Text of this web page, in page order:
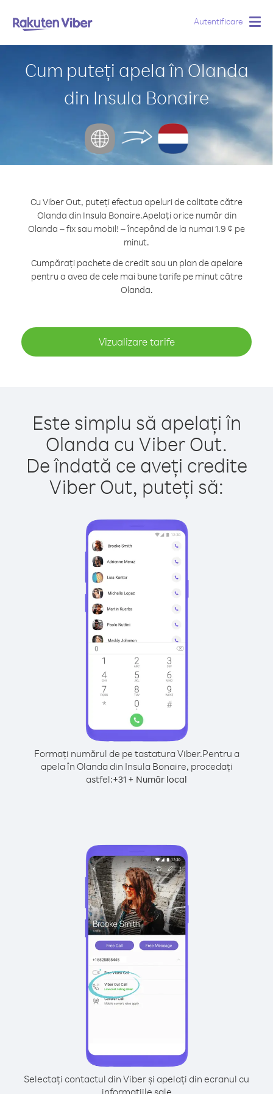
Autentificare
Cum puteți apela în Olanda
din Insula Bonaire
Cu Viber Out, puteți efectua apeluri de calitate către
Olanda din Insula Bonaire.Apelați orice număr din
Olanda – fix sau mobil! – începând de la numai 1.9 ¢ pe
minut.
Cumpărați pachete de credit sau un plan de apelare
pentru a avea de cele mai bune tarife pe minut către
Olanda.
Vizualizare tarife
Este simplu să apelați în
Olanda cu Viber Out.
De îndată ce aveți credite
Viber Out, puteți să:
Formați numărul de pe tastatura Viber.Pentru a
apela în Olanda din Insula Bonaire, procedați
astfel:+31 + Număr local
Selectați contactul din Viber și apelați din ecranul cu
informațiile sale